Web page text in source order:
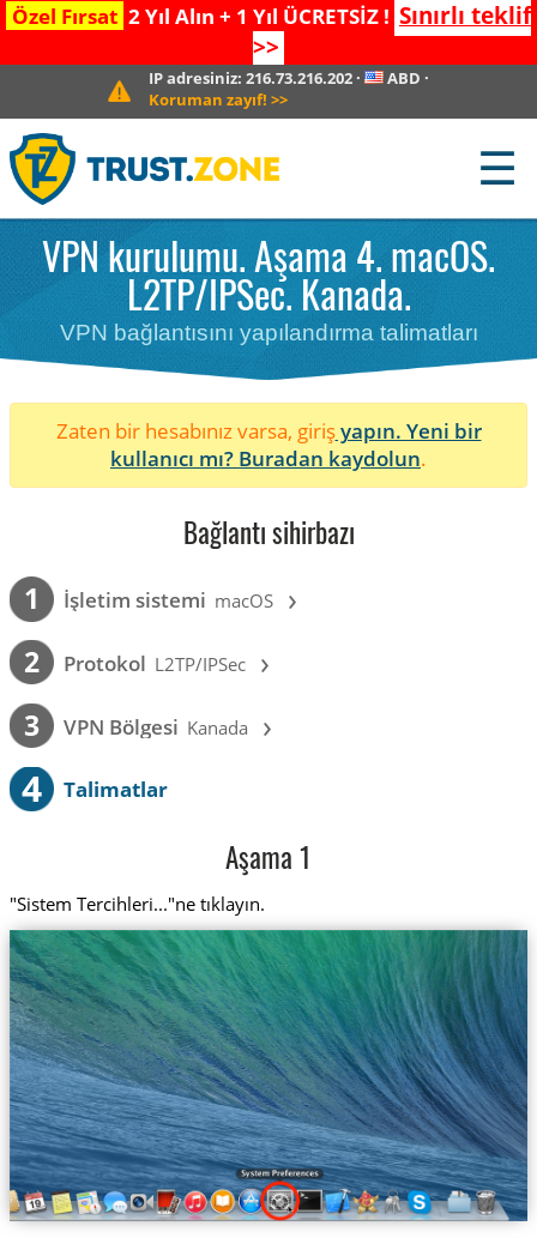
Özel Fırsat 2 Yıl Alın + 1 Yıl ÜCRETSİZ ! Sınırlı teklif
>>
IP adresiniz:216.73.216.202 · ABD ·
Koruman zayıf! >>
☰
VPN kurulumu. Aşama 4. macOS.
L2TP/IPSec. Kanada.
VPN bağlantısını yapılandırma talimatları
Zaten bir hesabınız varsa, girişyapın. Yeni bir
kullanıcı mı? Buradan kaydolun.
Bağlantı sihirbazı
1 İşletim sistemi macOS ›
2 Protokol L2TP/IPSec ›
3 VPN Bölgesi Kanada ›
4 Talimatlar
Aşama 1
"Sistem Tercihleri..."ne tıklayın.